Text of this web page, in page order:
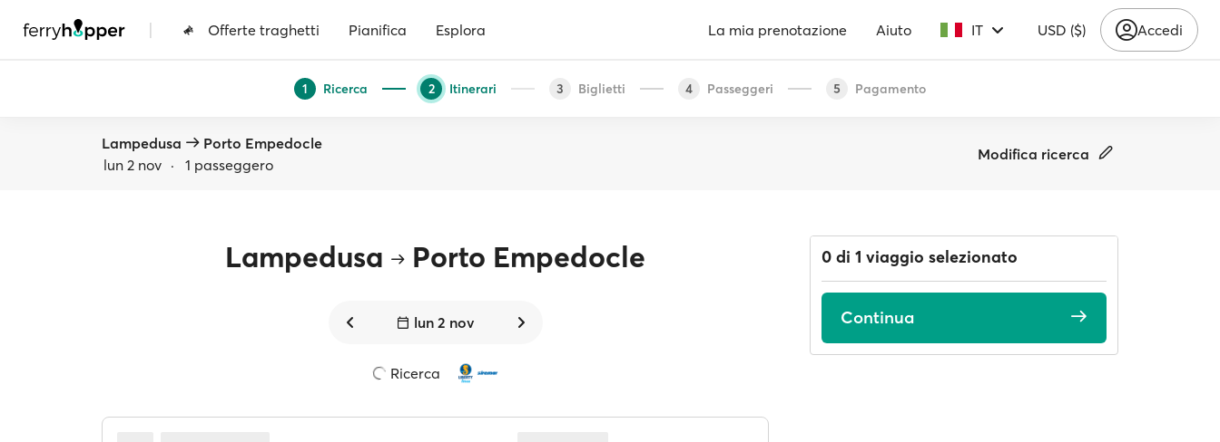
| Offerte traghetti Pianifica Esplora La mia prenotazione Aiuto IT USD ($) Accedi
1 Ricerca 2 Itinerari 3 Biglietti 4 Passeggeri 5 Pagamento
Lampedusa
Porto Empedocle
lun 2 nov · 1 passeggero
Modifica ricerca
Lampedusa Porto Empedocle
lun 2 nov
Ricerca
0 di 1 viaggio selezionato
Continua